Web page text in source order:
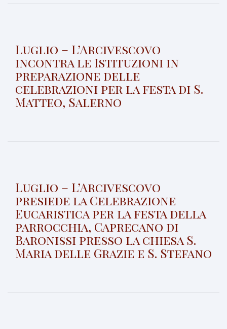
Luglio – L’Arcivescovo
incontra le Istituzioni in
preparazione delle
celebrazioni per la festa di S.
Matteo, Salerno
Luglio – L’Arcivescovo
presiede la Celebrazione
Eucaristica per la festa della
parrocchia, Caprecano di
Baronissi presso la chiesa S.
Maria delle Grazie e S. Stefano